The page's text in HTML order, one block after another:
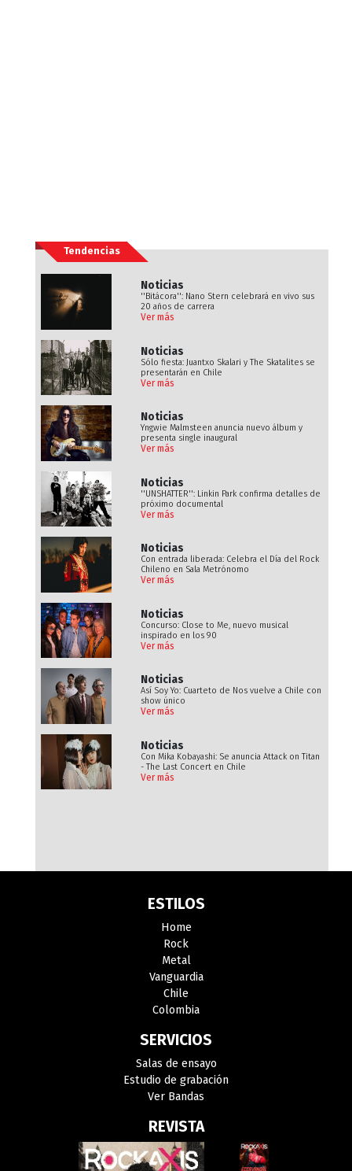
Tendencias
Noticias
''Bitácora'': Nano Stern celebrará en vivo sus
20 años de carrera
Ver más
Noticias
Sólo fiesta: Juantxo Skalari y The Skatalites se
presentarán en Chile
Ver más
Noticias
Yngwie Malmsteen anuncia nuevo álbum y
presenta single inaugural
Ver más
Noticias
''UNSHATTER'': Linkin Park confirma detalles de
próximo documental
Ver más
Noticias
Con entrada liberada: Celebra el Día del Rock
Chileno en Sala Metrónomo
Ver más
Noticias
Concurso: Close to Me, nuevo musical
inspirado en los 90
Ver más
Noticias
Así Soy Yo: Cuarteto de Nos vuelve a Chile con
show único
Ver más
Noticias
Con Mika Kobayashi: Se anuncia Attack on Titan
- The Last Concert en Chile
Ver más
ESTILOS
Home
Rock
Metal
Vanguardia
Chile
Colombia
SERVICIOS
Salas de ensayo
Estudio de grabación
Ver Bandas
REVISTA